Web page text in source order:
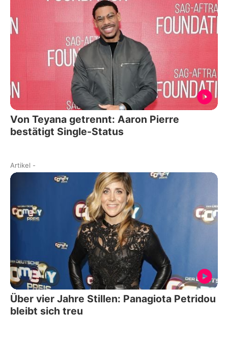
Von Teyana getrennt: Aaron Pierre
bestätigt Single-Status
Artikel -
Über vier Jahre Stillen: Panagiota Petridou
bleibt sich treu